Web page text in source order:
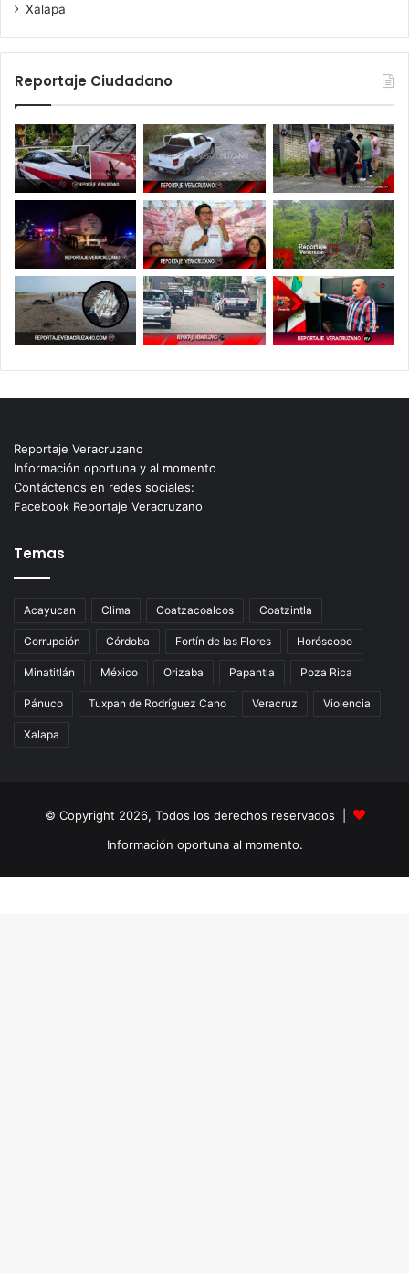
Xalapa
Reportaje Ciudadano
Reportaje Veracruzano
Información oportuna y al momento
Contáctenos en redes sociales:
Facebook Reportaje Veracruzano
Temas
Acayucan Clima Coatzacoalcos Coatzintla
Corrupción Córdoba Fortín de las Flores Horóscopo
Minatitlán México Orizaba Papantla Poza Rica
Pánuco Tuxpan de Rodríguez Cano Veracruz Violencia
Xalapa
© Copyright 2026, Todos los derechos reservados |
Información oportuna al momento.